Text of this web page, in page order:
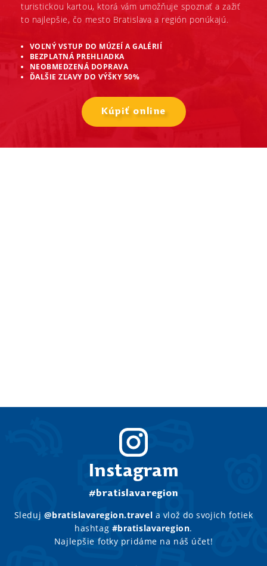
turistickou kartou, ktorá vám umožňuje spoznať a zažiť
to najlepšie, čo mesto Bratislava a región ponúkajú.
VOĽNÝ VSTUP DO MÚZEÍ A GALÉRIÍ
BEZPLATNÁ PREHLIADKA
NEOBMEDZENÁ DOPRAVA
ĎALŠIE ZĽAVY DO VÝŠKY 50%
Kúpiť online
Instagram
#bratislavaregion
Sleduj @bratislavaregion.travel a vlož do svojich fotiek
hashtag #bratislavaregion.
Najlepšie fotky pridáme na náš účet!